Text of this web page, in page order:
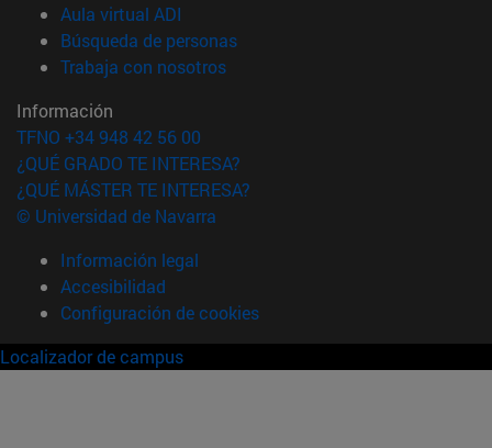
Aula virtual ADI
Búsqueda de personas(abre en nueva ventana)
Trabaja con nosotros(abre en nueva ventana)
Información
TFNO +34 948 42 56 00
¿QUÉ GRADO TE INTERESA?
¿QUÉ MÁSTER TE INTERESA?
© Universidad de Navarra
Información legal
Accesibilidad
Configuración de cookies
Localizador de campus